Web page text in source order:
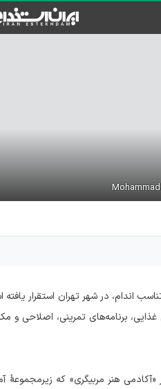
اندام، در شهر تهران استقرار
برنامه‌های تمرینی، اصلاحی
«آکادمی هنر مربیگری» که